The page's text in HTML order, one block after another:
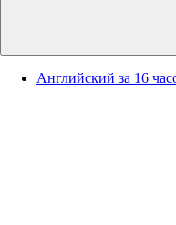
Английский за 16